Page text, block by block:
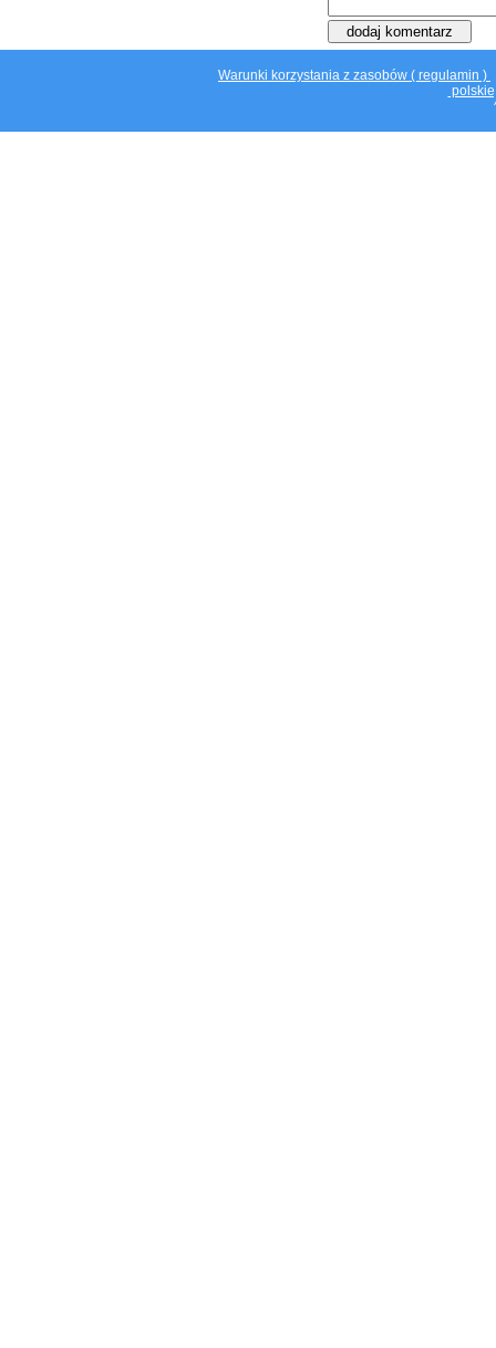
Warunki korzystania z zasobów ( regulamin )